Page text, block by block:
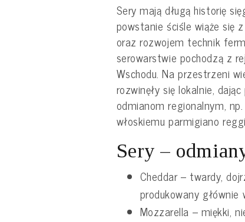
Sery mają długą historię
powstanie ściśle wiąże się
oraz rozwojem technik
serowarstwie pochodzą z
Wschodu. Na przestrzeni
rozwinęły się lokalnie,
odmianom regionalnym,
włoskiemu parmigiano
Sery –
Cheddar – twardy,
produkowany
Mozzarella – miękki,